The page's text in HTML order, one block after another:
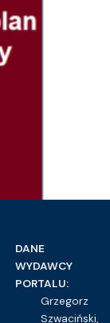
wzór
DANE
WYDAWCY
PORTALU:
Grzegorz
Szwaciński,